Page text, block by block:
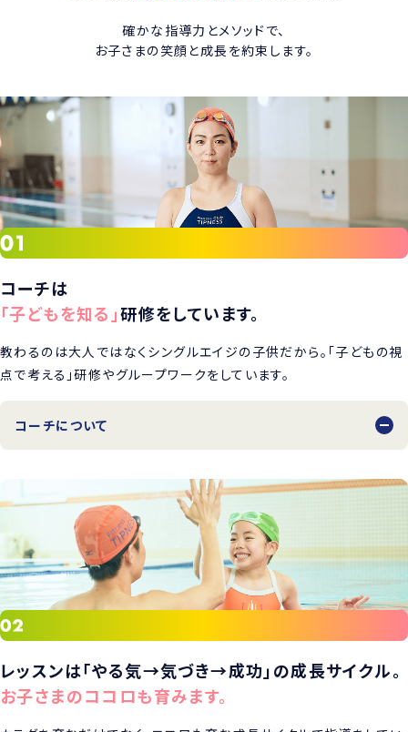
確かな指導力とメソッドで、
お子さまの笑顔と成長を約束します。
コーチは
「子どもを知る」研修をしています。
教わるのは大人ではなくシングルエイジの子供だから。「子どもの視
点で考える」研修やグループワークをしています。
コーチについて
レッスンは「やる気→気づき→成功」の成長サイクル。
お子さまのココロも育みます。